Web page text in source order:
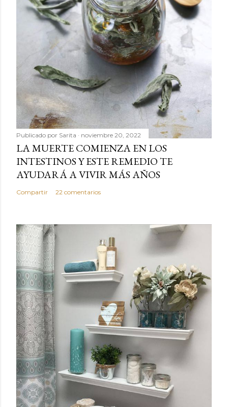
Publicado por Sarita noviembre 20, 2022
LA MUERTE COMIENZA EN LOS
INTESTINOS Y ESTE REMEDIO TE
AYUDARÁ A VIVIR MÁS AÑOS
Compartir 22 comentarios